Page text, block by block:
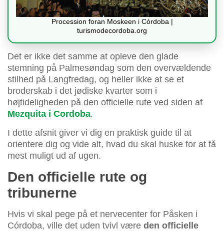
Procession foran Moskeen i Córdoba |
turismodecordoba.org
Det er ikke det samme at opleve den glade
stemning på Palmesøndag som den overvældende
stilhed på Langfredag, og heller ikke at se et
broderskab i det jødiske kvarter som i
højtideligheden på den officielle rute ved siden af
Mezquita i Cordoba.
I dette afsnit giver vi dig en praktisk guide til at
orientere dig og vide alt, hvad du skal huske for at få
mest muligt ud af ugen.
Den officielle rute og
tribunerne
Hvis vi skal pege på et nervecenter for Påsken i
Córdoba, ville det uden tvivl være den officielle